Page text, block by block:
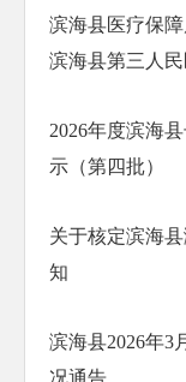
滨海县医疗保
滨海县第三人
2026年度滨海
示（第四批）
关于核定滨海
知
滨海县2026年3
况通告